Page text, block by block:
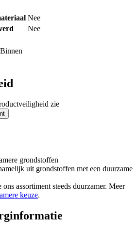
Nee
Nee
Binnen
zie
grondstoffen
uit grondstoffen met een duurzame
assortiment steeds duurzamer. Meer
keuze.